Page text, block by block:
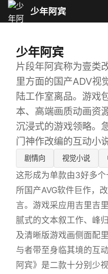
少年阿宾
少年阿宾
片段年阿宾称为壹类
里方面的国产ADV视
陆工作室离品。游戏
本、高端画质动画资
沉浸式的游戏领略。
门神作改编的互动小
剧情向 视觉小说
这形成为单款由3好多
所国产AVG软件巨作，
言。游戏采应用吉里吉
腻式的文本叙工作、峰
及清晰版游戏画侧面配
与者带至身临其境的互
阿宾》是二款十分别少